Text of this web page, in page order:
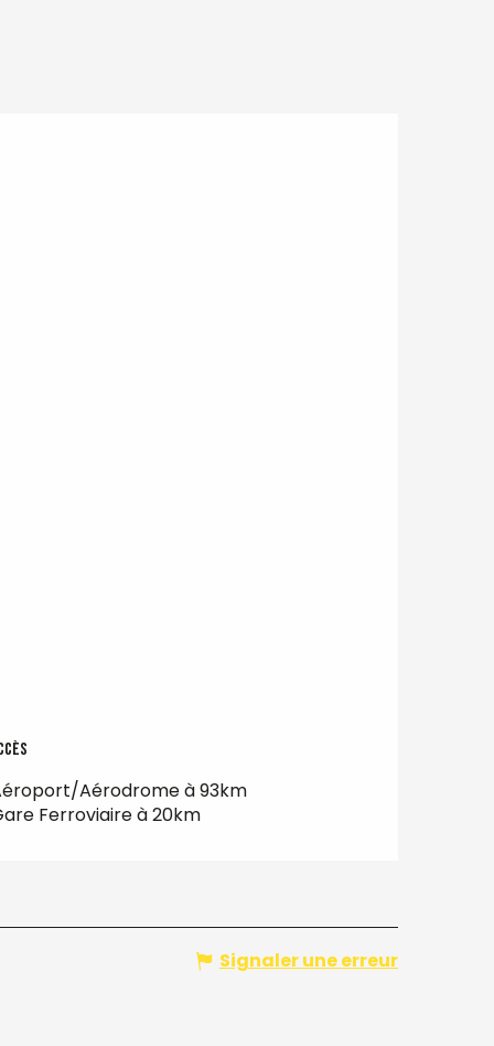
Aérodrome à 93km
Ferroviaire à 20km
Signaler une erreur